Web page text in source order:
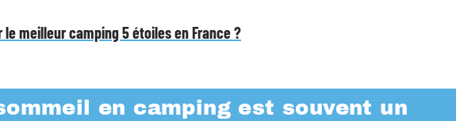
le meilleur camping 5 étoiles en France ?
en camping est souvent un